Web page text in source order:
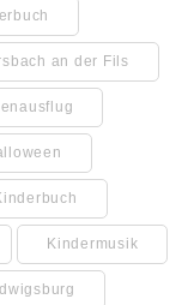
an der Fils
Kindermusik